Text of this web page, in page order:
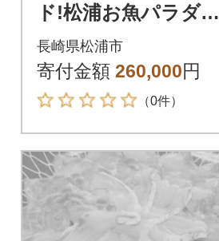
ド!松浦お魚パラダイ
スDX(10種のお魚用)
長崎県松浦市
寄付金額 260,000円
（0件）